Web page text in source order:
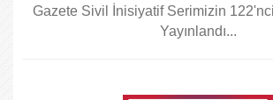
Gazete Sivil İnisiyatif Serimizin 122'nci
Yayınlandı...